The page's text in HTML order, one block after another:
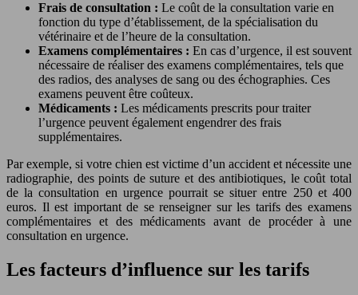
Frais de consultation : Le coût de la consultation varie en
fonction du type d’établissement, de la spécialisation du
vétérinaire et de l’heure de la consultation.
Examens complémentaires : En cas d’urgence, il est souvent
nécessaire de réaliser des examens complémentaires, tels que
des radios, des analyses de sang ou des échographies. Ces
examens peuvent être coûteux.
Médicaments : Les médicaments prescrits pour traiter
l’urgence peuvent également engendrer des frais
supplémentaires.
Par exemple, si votre chien est victime d’un accident et nécessite une
radiographie, des points de suture et des antibiotiques, le coût total
de la consultation en urgence pourrait se situer entre 250 et 400
euros. Il est important de se renseigner sur les tarifs des examens
complémentaires et des médicaments avant de procéder à une
consultation en urgence.
Les facteurs d’influence sur les tarifs